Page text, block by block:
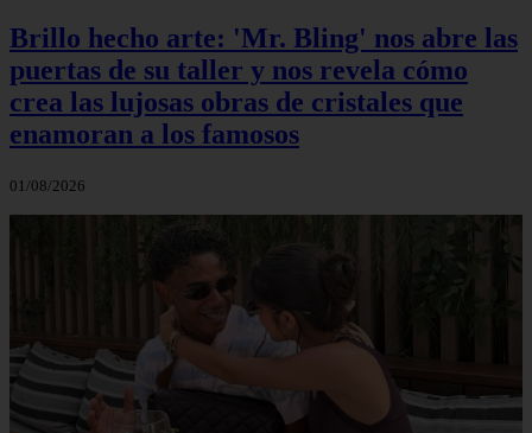
Brillo hecho arte: 'Mr. Bling' nos abre las
puertas de su taller y nos revela cómo
crea las lujosas obras de cristales que
enamoran a los famosos
01/08/2026